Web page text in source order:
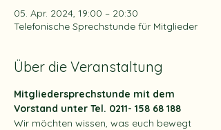
05. Apr. 2024, 19:00 – 20:30
Telefonische Sprechstunde für Mitglieder
Über die Veranstaltung
Mitgliedersprechstunde mit dem
Vorstand unter Tel. 0211- 158 68 188
Wir möchten wissen, was euch bewegt